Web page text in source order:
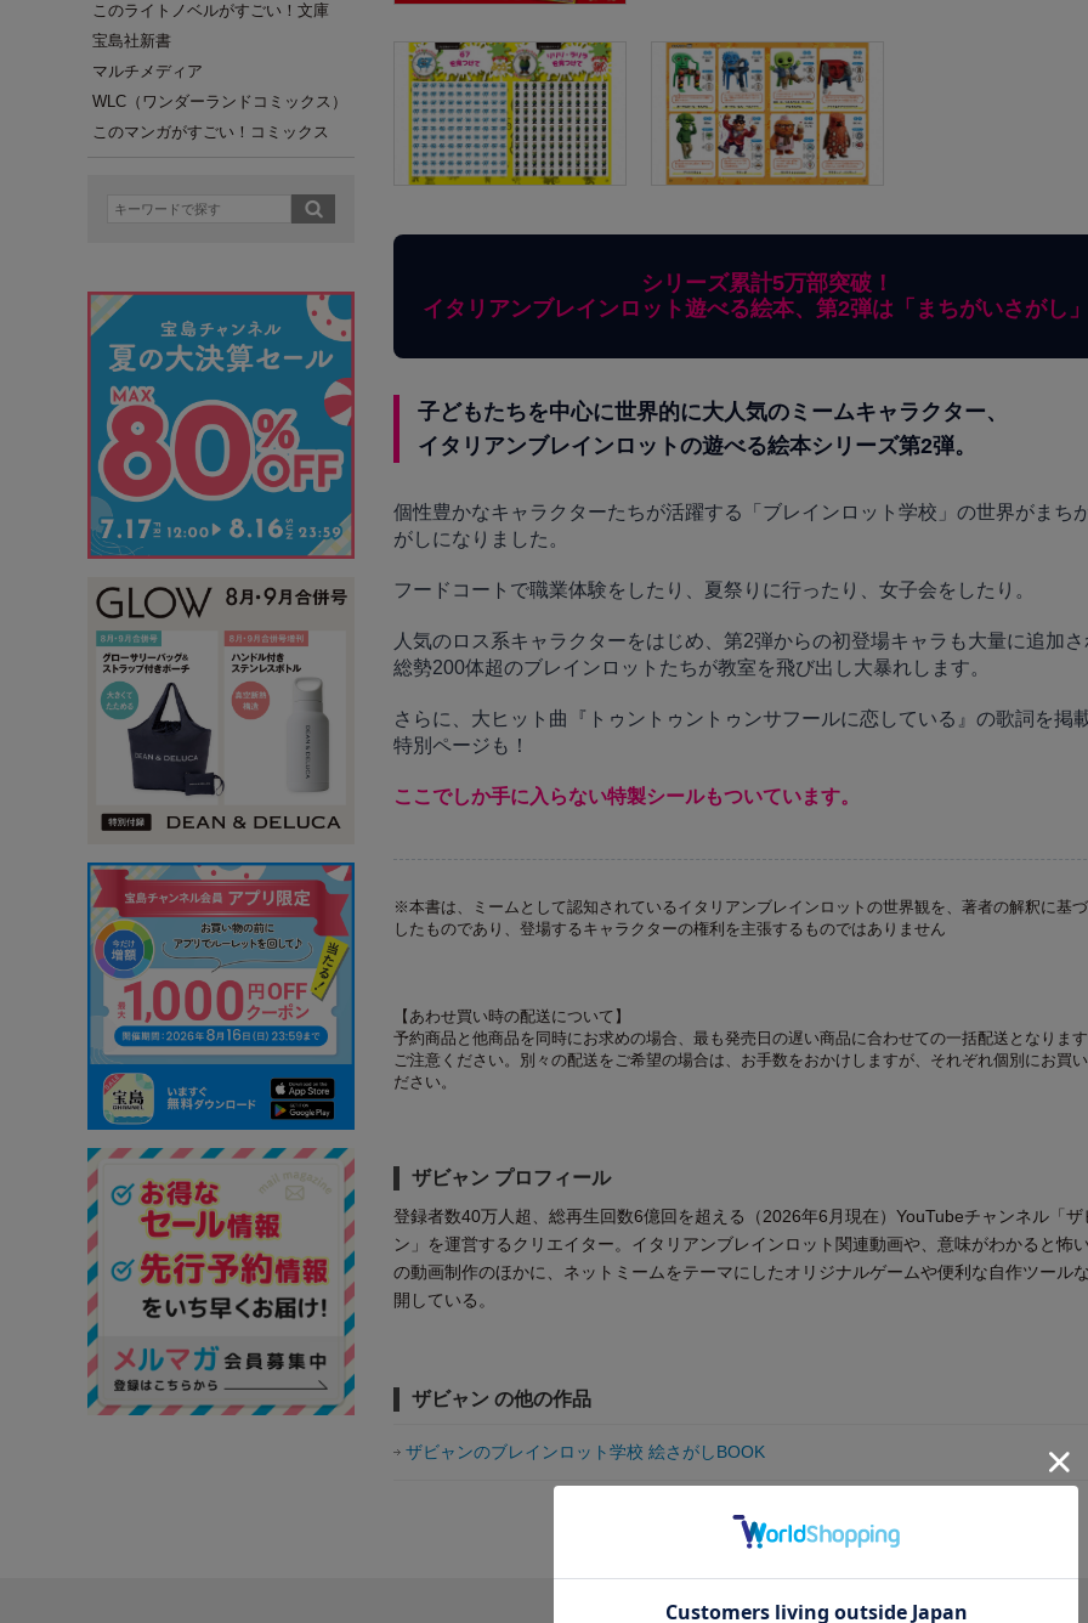
このライトノベルがすごい！文庫
宝島社新書
マルチメディア
WLC（ワンダーランドコミックス）
このマンガがすごい！コミックス
シリーズ累計5万部突破！
イタリアンブレインロット遊べる絵本、第2弾は「まちがいさがし
子どもたちを中心に世界的に大人気のミームキャラクター、
イタリアンブレインロットの遊べる絵本シリーズ第2弾。
個性豊かなキャラクターたちが活躍する「ブレインロット学校」の世界がまち
がしになりました。
フードコートで職業体験をしたり、夏祭りに行ったり、女子会をしたり。
人気のロス系キャラクターをはじめ、第2弾からの初登場キャラも大量に追加
総勢200体超のブレインロットたちが教室を飛び出し大暴れします。
さらに、大ヒット曲『トゥントゥントゥンサフールに恋している』の歌詞を掲
特別ページも！
ここでしか手に入らない特製シールもついています。
※本書は、ミームとして認知されているイタリアンブレインロットの世界観を、著者の解釈に基
したものであり、登場するキャラクターの権利を主張するものではありません
【あわせ買い時の配送について】
予約商品と他商品を同時にお求めの場合、最も発売日の遅い商品に合わせての一括配送となりま
ご注意ください。別々の配送をご希望の場合は、お手数をおかけしますが、それぞれ個別にお買
ださい。
ザビャン プロフィール
登録者数40万人超、総再生回数6億回を超える（2026年6月現在）YouTubeチャンネル「ザ
ン」を運営するクリエイター。イタリアンブレインロット関連動画や、意味がわかると怖
の動画制作のほかに、ネットミームをテーマにしたオリジナルゲームや便利な自作ツール
開している。
ザビャン の他の作品
ザビャンのブレインロット学校 絵さがしBOOK